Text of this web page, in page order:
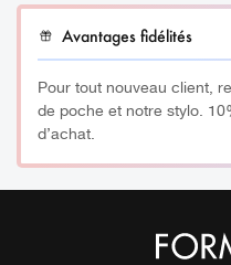
Avantages fidélités
Pour tout nouveau client,
de poche et notre stylo.
d’achat.